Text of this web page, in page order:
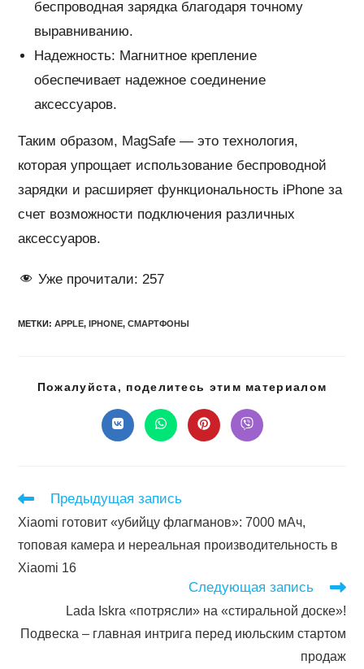
беспроводная зарядка благодаря точному
выравниванию.
Надежность: Магнитное крепление
обеспечивает надежное соединение
аксессуаров.
Таким образом, MagSafe — это технология,
которая упрощает использование беспроводной
зарядки и расширяет функциональность iPhone за
счет возможности подключения различных
аксессуаров.
Уже прочитали: 257
МЕТКИ:APPLE, IPHONE, СМАРТФОНЫ
Пожалуйста, поделитесь этим материалом
Открывается
в
Открывается
в
Открывается
в
Открывается
в
Читать
статьи
Предыдущая запись
Xiaomi готовит «убийцу флагманов»: 7000 мАч,
топовая камера и нереальная производительность в
Xiaomi 16
Следующая запись
Lada Iskra «потрясли» на «стиральной доске»!
Подвеска – главная интрига перед июльским стартом
продаж